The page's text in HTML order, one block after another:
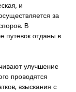
и
за
В
путевок отданы в
улучшение
проводятся
взыскания с